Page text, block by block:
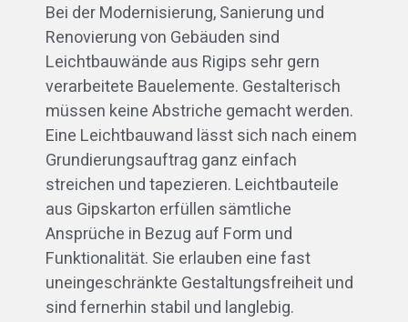
Bei der Modernisierung, Sanierung und
Renovierung von Gebäuden sind
Leichtbauwände aus Rigips sehr gern
verarbeitete Bauelemente. Gestalterisch
müssen keine Abstriche gemacht werden.
Eine Leichtbauwand lässt sich nach einem
Grundierungsauftrag ganz einfach
streichen und tapezieren. Leichtbauteile
aus Gipskarton erfüllen sämtliche
Ansprüche in Bezug auf Form und
Funktionalität. Sie erlauben eine fast
uneingeschränkte Gestaltungsfreiheit und
sind fernerhin stabil und langlebig.